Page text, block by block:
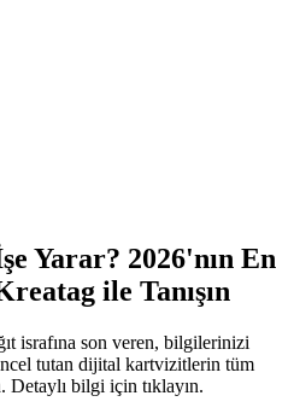
Yarar? 2026'nın En
ile Tanışın
israfına son veren, bilgilerinizi
tutan dijital kartvizitlerin tüm
Detaylı bilgi için tıklayın.